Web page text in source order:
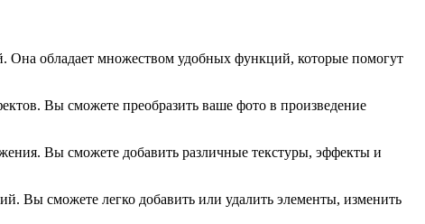
Она обладает множеством удобных функций, которые помогут
Вы сможете преобразить ваше фото в произведение
Вы сможете добавить различные текстуры, эффекты и
Вы сможете легко добавить или удалить элементы, изменить